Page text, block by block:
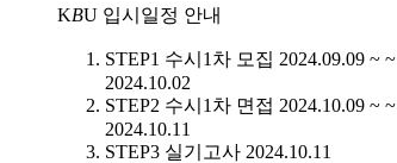
KBU 입시일정 안내
STEP1 수시1차 모집 2024.09.09 ~ ~
2024.10.02
STEP2 수시1차 면접 2024.10.09 ~ ~
2024.10.11
STEP3 실기고사 2024.10.11